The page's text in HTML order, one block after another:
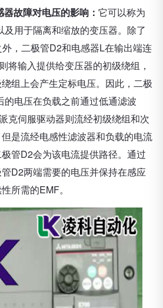
故障对电压的影响： 它可以称为
用于隔离和缩放的变压器。除了
，二极管D2和电感器L在输出端连
将输入提供给变压器的初级绕组，
组上会产生定标电压。因此，二极
电压在负载之前通过低通滤波
克伺服驱动器则流经初级绕组和次
是流经电感性滤波器和负载的电流
管D2会为该电流提供路径。通过
D2两端需要的电压并保持在感应
所需的EMF。